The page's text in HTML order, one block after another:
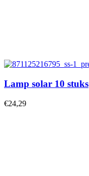
Lamp solar 10 stuks
€24,29